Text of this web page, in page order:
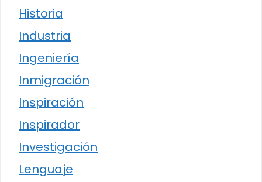
Historia
Industria
Ingeniería
Inmigración
Inspiración
Inspirador
Investigación
Lenguaje